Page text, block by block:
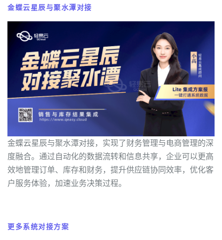
金蝶云星辰与聚水潭对接
金蝶云星辰与聚水潭对接，实现了财务管理与电商管理的深
度融合。通过自动化的数据流转和信息共享，企业可以更高
效地管理订单、库存和财务，提升供应链协同效率，优化客
户服务体验，加速业务决策过程。
更多系统对接方案